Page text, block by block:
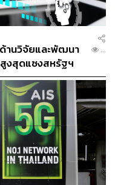
งทดแทนแรงงานมนุษย์
ารที่เริ่มมีการใช้
กิดความยั่งยืนในวัน
อสร้างที่มีการใช้ปัญญา
พานข้ามแม่น้ำใน
องปรับตัวพร้อมรับการ
ทำอย่างไรจึงจะนำ
เหมาะสมที่สุด”
านวิจัยและพัฒนา
งสุดแซงสหรัฐฯ